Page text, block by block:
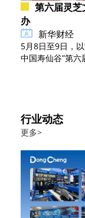
第六届灵
办
新华财经
5月8日至9日，
中国寿仙谷”第六
行业动态
更多>